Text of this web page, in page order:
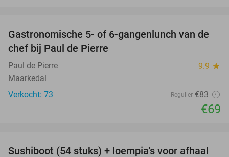
17%
Gastronomische 5- of 6-gangenlunch van de
chef bij Paul de Pierre
Paul de Pierre 9.9 star
Maarkedal
Verkocht: 73
Regulier €83
€69
Sushiboot (54 stuks) + loempia's voor afhaal